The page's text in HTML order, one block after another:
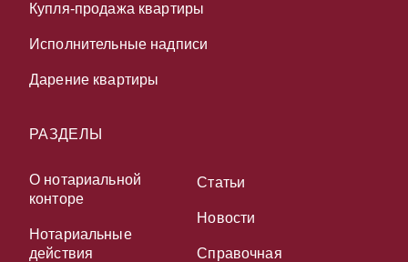
Купля-продажа квартиры
Исполнительные надписи
Дарение квартиры
РАЗДЕЛЫ
О нотариальной
конторе
Нотариальные
действия
Статьи
Новости
Справочная